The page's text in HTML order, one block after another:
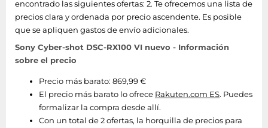
encontrado las siguientes ofertas: 2. Te ofrecemos una lista de
precios clara y ordenada por precio ascendente. Es posible
que se apliquen gastos de envío adicionales.
Sony Cyber-shot DSC-RX100 VI nuevo - Información
sobre el precio
Precio más barato: 869,99 €
El precio más barato lo ofrece Rakuten.com ES. Puedes
formalizar la compra desde allí.
Con un total de 2 ofertas, la horquilla de precios para